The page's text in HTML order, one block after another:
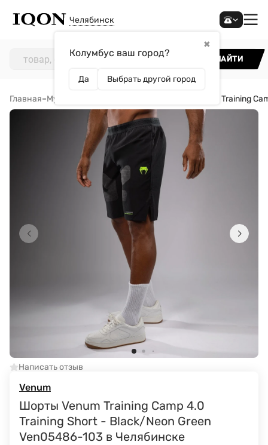
Челябинск
✖
Колумбус ваш город?
Да Выбрать другой город
НАЙТИ
Главная–Мужчинам Шорты Venum Training
Написать отзыв
Venum
Шорты Venum Training Camp 4.0
Training Short - Black/Neon Green
Ven05486-103 в Челябинске